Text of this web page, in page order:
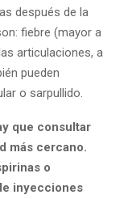
después de la
fiebre (mayor a
articulaciones, a
pueden
o sarpullido.
que consultar
más cercano.
o
inyecciones